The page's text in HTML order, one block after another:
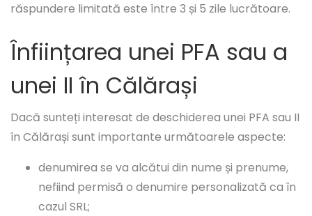
răspundere limitată este între 3 și 5 zile lucrătoare.
Înființarea unei PFA sau a
unei II în Călărași
Dacă sunteți interesat de deschiderea unei PFA sau II
în Călărași sunt importante următoarele aspecte:
denumirea se va alcătui din nume și prenume,
nefiind permisă o denumire personalizată ca în
cazul SRL;